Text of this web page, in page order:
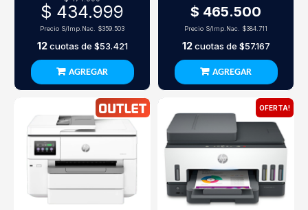
$ 434.999
Precio S/Imp.Nac. $359.503
12cuotas de $53.421
AGREGAR
$ 465.500
Precio S/Imp.Nac. $384.711
12cuotas de $57.167
AGREGAR
OFERTA!